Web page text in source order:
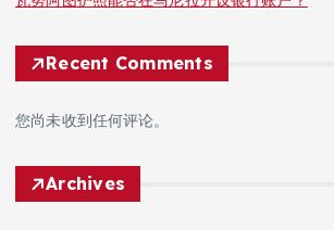
Recent Comments
您尚未收到任何评论。
Archives